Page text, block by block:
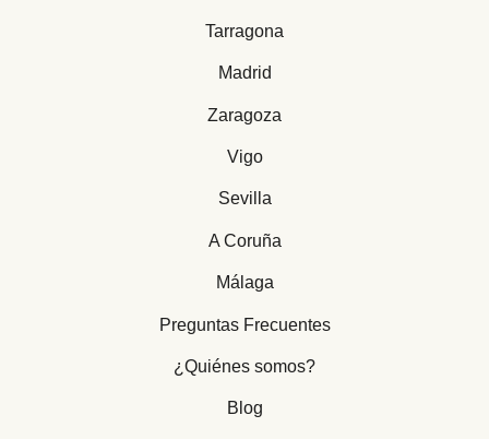
Tarragona
Madrid
Zaragoza
Vigo
Sevilla
A Coruña
Málaga
Preguntas Frecuentes
¿Quiénes somos?
Blog